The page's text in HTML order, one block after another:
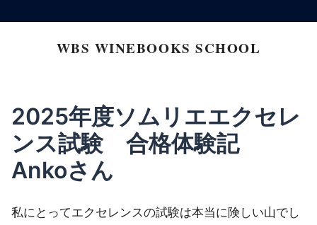
WBS WINEBOOKS SCHOOL
2025年度ソムリエエクセレ
ンス試験 合格体験記
Ankoさん
私にとってエクセレンスの試験は本当に険しい山でし